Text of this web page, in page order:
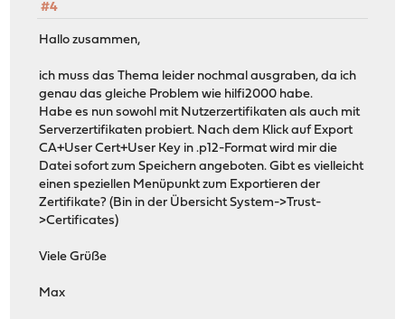
#4
Hallo zusammen,
ich muss das Thema leider nochmal ausgraben, da ich
genau das gleiche Problem wie hilfi2000 habe.
Habe es nun sowohl mit Nutzerzertifikaten als auch mit
Serverzertifikaten probiert. Nach dem Klick auf Export
CA+User Cert+User Key in .p12-Format wird mir die
Datei sofort zum Speichern angeboten. Gibt es vielleicht
einen speziellen Menüpunkt zum Exportieren der
Zertifikate? (Bin in der Übersicht System->Trust-
>Certificates)
Viele Grüße
Max